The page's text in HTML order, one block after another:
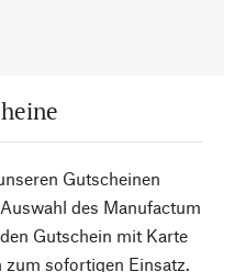
Gutscheinen
des Manufactum
Gutschein mit Karte
zum sofortigen Einsatz.